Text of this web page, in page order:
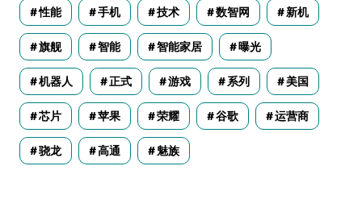
性能 手机 技术 数智网 新机
旗舰 智能 智能家居 曝光
机器人 正式 游戏 系列 美国
芯片 苹果 荣耀 谷歌 运营商
骁龙 高通 魅族